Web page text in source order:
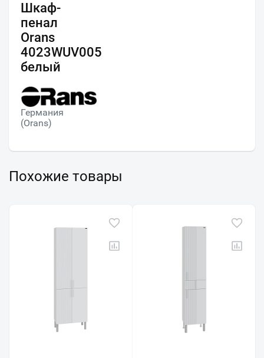
Шкаф-
пенал
Orans
4023WUV005
белый
Германия
(Orans)
Похожие товары